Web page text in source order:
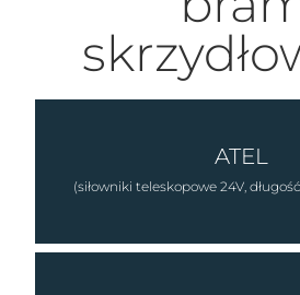
ATEL
(siłowniki teleskopowe 24V,